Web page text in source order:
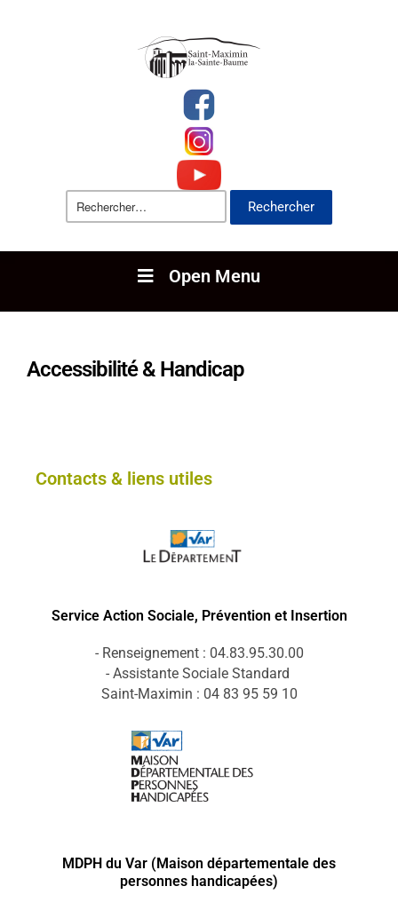
Open Menu
Accessibilité & Handicap
Contacts & liens utiles
Service Action Sociale, Prévention et Insertion
- Renseignement : 04.83.95.30.00
- Assistante Sociale Standard
Saint-Maximin : 04 83 95 59 10
MDPH du Var (Maison départementale des
personnes handicapées)